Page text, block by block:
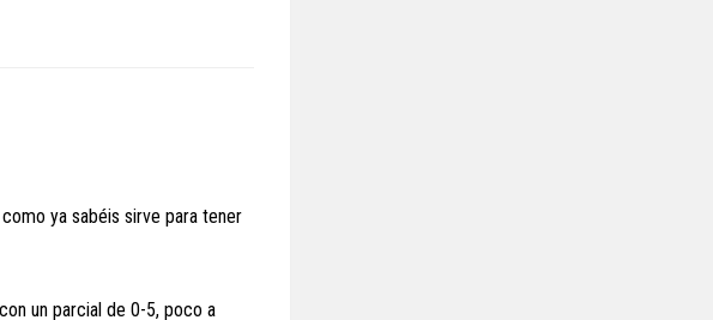
ya sabéis sirve para tener
un parcial de 0-5, poco a